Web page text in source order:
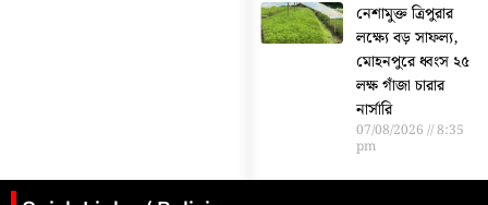
নেশামুক্ত ত্রিপুরার
লক্ষ্যে বড় সাফল্য,
মোহনপুরে ধ্বংস ২৫
লক্ষ গাঁজা চারার
নার্সারি
07/08/2026 8:35
pm